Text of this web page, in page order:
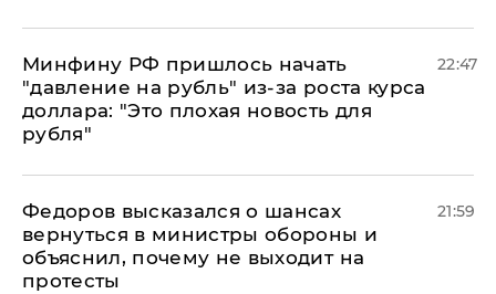
Минфину РФ пришлось начать
"давление на рубль" из-за роста курса
доллара: "Это плохая новость для
рубля"
22:47
Федоров высказался о шансах
вернуться в министры обороны и
объяснил, почему не выходит на
протесты
21:59